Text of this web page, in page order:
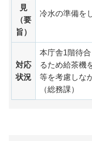
見
（要
旨）
冷水の準備を
対応
状況
本庁舎1階待
るため給茶機
等を考慮しな
（総務課）